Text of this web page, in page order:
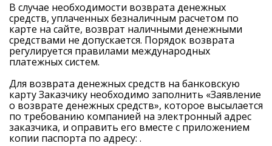
В случае необходимости возврата денежных
средств, уплаченных безналичным расчетом по
карте на сайте, возврат наличными денежными
средствами не допускается. Порядок возврата
регулируется правилами международных
платежных систем.
Для возврата денежных средств на банковскую
карту Заказчику необходимо заполнить «Заявление
о возврате денежных средств», которое высылается
по требованию компанией на электронный адрес
заказчика, и оправить его вместе с приложением
копии паспорта по адресу: .